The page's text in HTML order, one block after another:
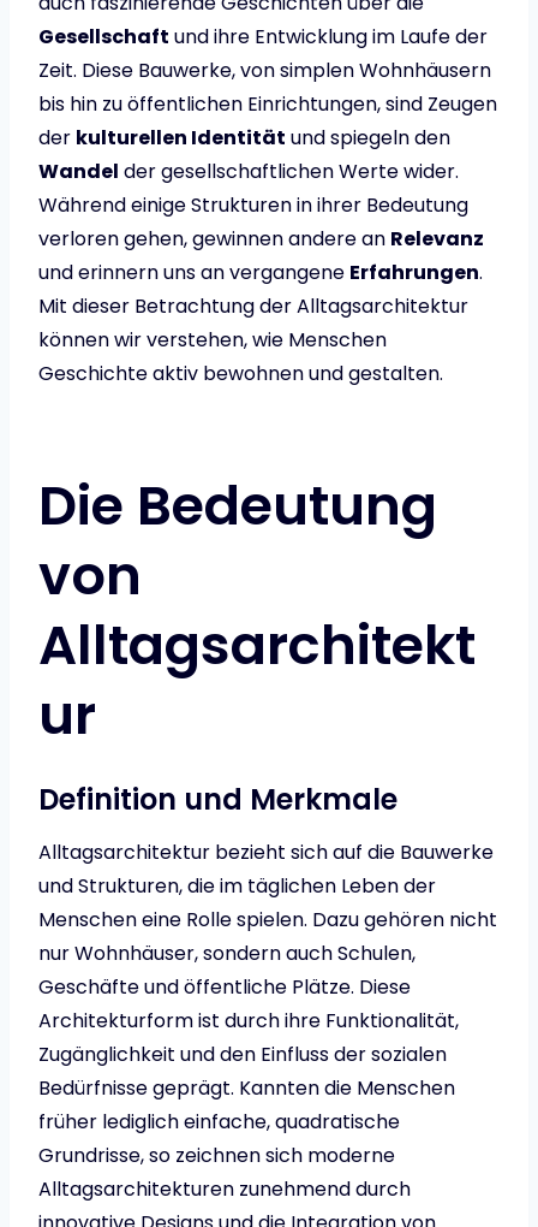
Gesellschaft und ihre Entwicklung im Laufe der
Zeit. Diese Bauwerke, von simplen Wohnhäusern
bis hin zu öffentlichen Einrichtungen, sind Zeugen
der kulturellen Identität und spiegeln den
Wandel der gesellschaftlichen Werte wider.
Während einige Strukturen in ihrer Bedeutung
verloren gehen, gewinnen andere an Relevanz
und erinnern uns an vergangene Erfahrungen.
Mit dieser Betrachtung der Alltagsarchitektur
können wir verstehen, wie Menschen
Geschichte aktiv bewohnen und gestalten.
Die Bedeutung
von
Alltagsarchitekt
ur
Definition und Merkmale
Alltagsarchitektur bezieht sich auf die Bauwerke
und Strukturen, die im täglichen Leben der
Menschen eine Rolle spielen. Dazu gehören nicht
nur Wohnhäuser, sondern auch Schulen,
Geschäfte und öffentliche Plätze. Diese
Architekturform ist durch ihre Funktionalität,
Zugänglichkeit und den Einfluss der sozialen
Bedürfnisse geprägt. Kannten die Menschen
früher lediglich einfache, quadratische
Grundrisse, so zeichnen sich moderne
Alltagsarchitekturen zunehmend durch